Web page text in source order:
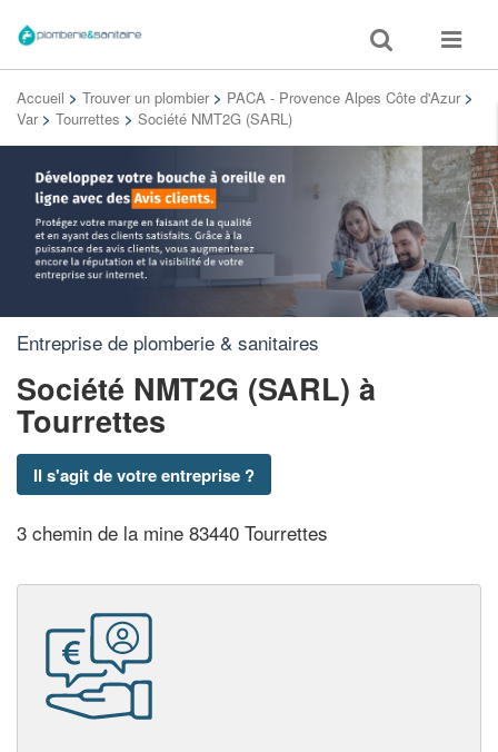
Toggle
search
Toggle
Accueil > Trouver un plombier > PACA - Provence Alpes Côte d'Azur >
Var > Tourrettes > Société NMT2G (SARL)
Entreprise de plomberie & sanitaires
Société NMT2G (SARL) à
Tourrettes
Il s'agit de votre entreprise ?
3 chemin de la mine 83440 Tourrettes